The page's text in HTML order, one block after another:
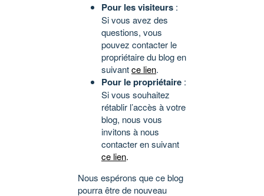
Pour les visiteurs :
Si vous avez des
questions, vous
pouvez contacter le
propriétaire du blog en
suivantce lien.
Pour le propriétaire :
Si vous souhaitez
rétablir l’accès à votre
blog, nous vous
invitons à nous
contacter en suivant
ce lien.
Nous espérons que ce blog
pourra être de nouveau